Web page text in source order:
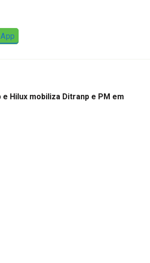
Hilux mobiliza Ditranp e PM em